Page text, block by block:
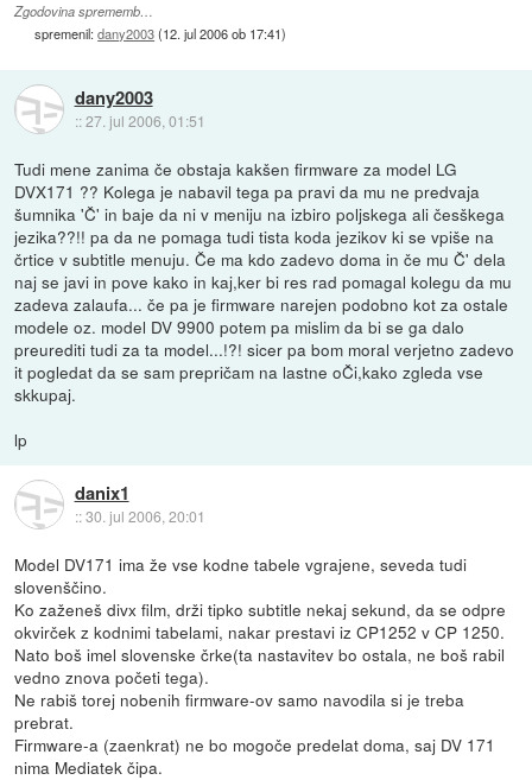
Zgodovina sprememb…
spremenil:dany2003(12. jul 2006 ob 17:41)
dany2003
::27. jul 2006, 01:51
Tudi mene zanima če obstaja kakšen firmware za model LG
DVX171 ?? Kolega je nabavil tega pa pravi da mu ne predvaja
šumnika 'Č' in baje da ni v meniju na izbiro poljskega ali česškega
jezika??!! pa da ne pomaga tudi tista koda jezikov ki se vpiše na
črtice v subtitle menuju. Če ma kdo zadevo doma in če mu Č' dela
naj se javi in pove kako in kaj,ker bi res rad pomagal kolegu da mu
zadeva zalaufa... če pa je firmware narejen podobno kot za ostale
modele oz. model DV 9900 potem pa mislim da bi se ga dalo
preurediti tudi za ta model...!?! sicer pa bom moral verjetno zadevo
it pogledat da se sam prepričam na lastne oČi,kako zgleda vse
skkupaj.
lp
danix1
::30. jul 2006, 20:01
Model DV171 ima že vse kodne tabele vgrajene, seveda tudi
slovenščino.
Ko zaženeš divx film, drži tipko subtitle nekaj sekund, da se odpre
okvirček z kodnimi tabelami, nakar prestavi iz CP1252 v CP 1250.
Nato boš imel slovenske črke(ta nastavitev bo ostala, ne boš rabil
vedno znova početi tega).
Ne rabiš torej nobenih firmware-ov samo navodila si je treba
prebrat.
Firmware-a (zaenkrat) ne bo mogoče predelat doma, saj DV 171
nima Mediatek čipa.